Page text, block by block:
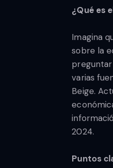
¿Qué es
Imagina
sobre la
preguntar
varias
Beige.
2024.
Puntos